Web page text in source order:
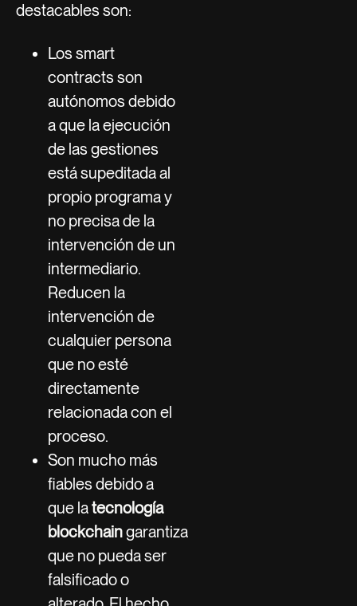
destacables son:
Los smart
contracts son
autónomos debido
a que la ejecución
de las gestiones
está supeditada al
propio programa y
no precisa de la
intervención de un
intermediario.
Reducen la
intervención de
cualquier persona
que no esté
directamente
relacionada con el
proceso.
Son mucho más
fiables debido a
que latecnología
blockchaingarantiza
que no pueda ser
falsificado o